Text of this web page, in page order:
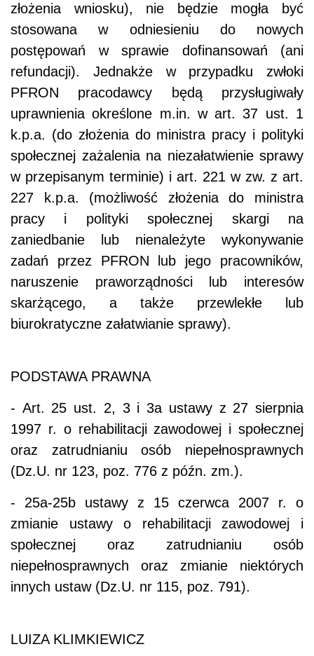
złożenia wniosku), nie będzie mogła być
stosowana w odniesieniu do nowych
postępowań w sprawie dofinansowań (ani
refundacji). Jednakże w przypadku zwłoki
PFRON pracodawcy będą przysługiwały
uprawnienia określone m.in. w art. 37 ust. 1
k.p.a. (do złożenia do ministra pracy i polityki
społecznej zażalenia na niezałatwienie sprawy
w przepisanym terminie) i art. 221 w zw. z art.
227 k.p.a. (możliwość złożenia do ministra
pracy i polityki społecznej skargi na
zaniedbanie lub nienależyte wykonywanie
zadań przez PFRON lub jego pracowników,
naruszenie praworządności lub interesów
skarżącego, a także przewlekłe lub
biurokratyczne załatwianie sprawy).
PODSTAWA PRAWNA
- Art. 25 ust. 2, 3 i 3a ustawy z 27 sierpnia
1997 r. o rehabilitacji zawodowej i społecznej
oraz zatrudnianiu osób niepełnosprawnych
(Dz.U. nr 123, poz. 776 z późn. zm.).
- 25a-25b ustawy z 15 czerwca 2007 r. o
zmianie ustawy o rehabilitacji zawodowej i
społecznej oraz zatrudnianiu osób
niepełnosprawnych oraz zmianie niektórych
innych ustaw (Dz.U. nr 115, poz. 791).
LUIZA KLIMKIEWICZ